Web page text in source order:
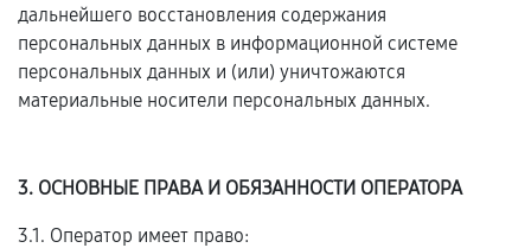
дальнейшего восстановления содержания
персональных данных в информационной системе
персональных данных и (или) уничтожаются
материальные носители персональных данных.
3. ОСНОВНЫЕ ПРАВА И ОБЯЗАННОСТИ ОПЕРАТОРА
3.1. Оператор имеет право: